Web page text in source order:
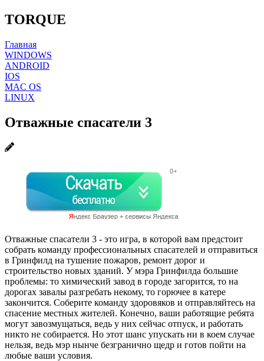
TORQUE
Главная
WINDOWS
ANDROID
IOS
MAC OS
LINUX
Отважные спасатели 3
Отважные спасатели 3 - это игра, в которой вам предстоит
собрать команду профессиональных спасателей и отправиться
в Гринфилд на тушение пожаров, ремонт дорог и
строительство новых зданий. У мэра Гринфилда большие
проблемы: то химический завод в городе загорится, то на
дорогах завалы разгребать некому, то горючее в катере
закончится. Соберите команду здоровяков и отправляйтесь на
спасение местных жителей. Конечно, ваши работящие ребята
могут завозмущаться, ведь у них сейчас отпуск, и работать
никто не собирается. Но этот шанс упускать ни в коем случае
нельзя, ведь мэр нынче безгранично щедр и готов пойти на
любые ваши условия.